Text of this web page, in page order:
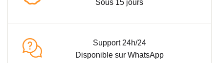
Sous 15 jours
Support 24h/24
Disponible sur WhatsApp